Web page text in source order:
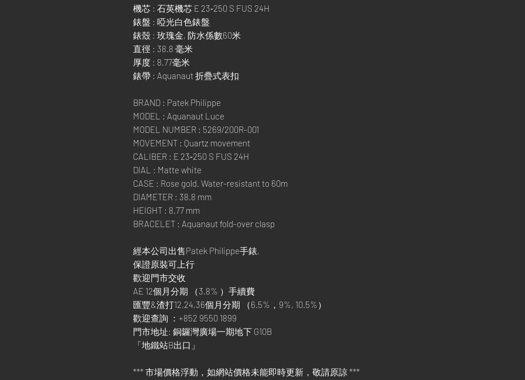
機芯 : 石英機芯 E 23‑250 S FUS 24H
錶盤 : 啞光白色錶盤
錶殼 : 玫瑰金, 防水係數60米
直徑 : 38.8 毫米
厚度 : 8.77毫米
錶帶 : Aquanaut 折疊式表扣
BRAND : Patek Philippe
MODEL : Aquanaut Luce
MODEL NUMBER : 5269/200R-001
MOVEMENT : Quartz movement
CALIBER : E 23‑250 S FUS 24H
DIAL : Matte white
CASE : Rose gold. Water-resistant to 60m
DIAMETER : 38.8 mm
HEIGHT : 8.77 mm
BRACELET : Aquanaut fold-over clasp
經本公司出售Patek Philippe手錶,
保證原裝可上行
歡迎門市交收
AE 12個月分期 （3.8% ）手續費
匯豐&渣打12,24,36個月分期 （6.5%，9%, 10.5%）
歡迎查詢 ：+852 9550 1899
門市地址: 銅鑼灣廣場一期地下 G10B
「地鐵站B出口」
*** 市場價格浮動，如網站價格未能即時更新，敬請原諒 ***